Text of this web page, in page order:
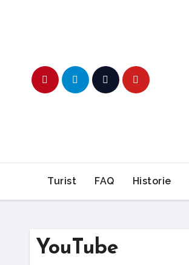
Turist FAQ Historie
YouTube